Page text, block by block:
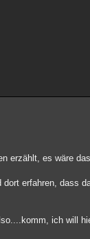
erzählt, es wäre
erfahren, dass
ich will